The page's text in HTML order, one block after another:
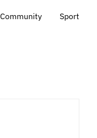
Community Sport